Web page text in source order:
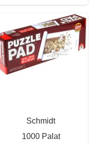
Schmidt
1000 Palat